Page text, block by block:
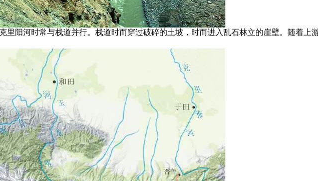
里阳河时常与栈道并行。栈道时而穿过破碎的土坡，时而进入乱石林立的崖壁。随着